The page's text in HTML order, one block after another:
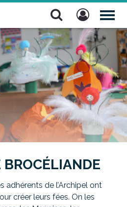
BROCÉLIANDE
adhérents de l’Archipel ont
créer leurs fées. On les